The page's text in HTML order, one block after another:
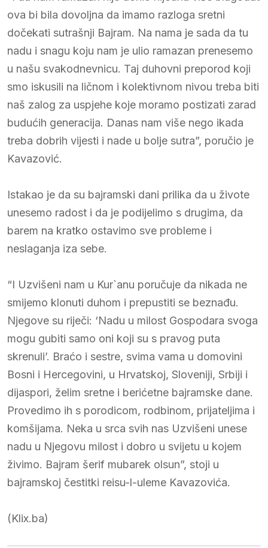
ova bi bila dovoljna da imamo razloga sretni
dočekati sutrašnji Bajram. Na nama je sada da tu
nadu i snagu koju nam je ulio ramazan prenesemo
u našu svakodnevnicu. Taj duhovni preporod koji
smo iskusili na ličnom i kolektivnom nivou treba biti
naš zalog za uspjehe koje moramo postizati zarad
budućih generacija. Danas nam više nego ikada
treba dobrih vijesti i nade u bolje sutra”, poručio je
Kavazović.
Istakao je da su bajramski dani prilika da u živote
unesemo radost i da je podijelimo s drugima, da
barem na kratko ostavimo sve probleme i
neslaganja iza sebe.
“I Uzvišeni nam u Kur`anu poručuje da nikada ne
smijemo klonuti duhom i prepustiti se beznađu.
Njegove su riječi: ‘Nadu u milost Gospodara svoga
mogu gubiti samo oni koji su s pravog puta
skrenuli’. Braćo i sestre, svima vama u domovini
Bosni i Hercegovini, u Hrvatskoj, Sloveniji, Srbiji i
dijaspori, želim sretne i berićetne bajramske dane.
Provedimo ih s porodicom, rodbinom, prijateljima i
komšijama. Neka u srca svih nas Uzvišeni unese
nadu u Njegovu milost i dobro u svijetu u kojem
živimo. Bajram šerif mubarek olsun”, stoji u
bajramskoj čestitki reisu-l-uleme Kavazovića.
(Klix.ba)